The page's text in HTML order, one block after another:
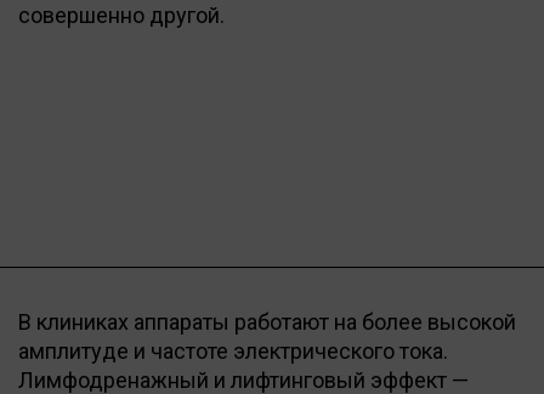
совершенно другой.
В клиниках аппараты работают на более высокой
амплитуде и частоте электрического тока.
Лимфодренажный и лифтинговый эффект —